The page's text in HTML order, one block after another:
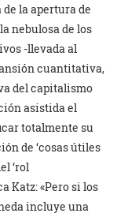
la apertura de
nebulosa de los
-llevada al
cuantitativa,
del capitalismo
asistida el
totalmente su
de ‘cosas útiles
‘rol
Katz: «Pero si los
incluye una